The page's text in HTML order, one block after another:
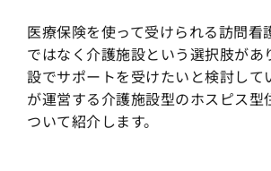
医療保険を使って受けられる訪問看
ではなく介護施設という選択肢があ
設でサポートを受けたいと検討して
が運営する介護施設型のホスピス型
ついて紹介します。